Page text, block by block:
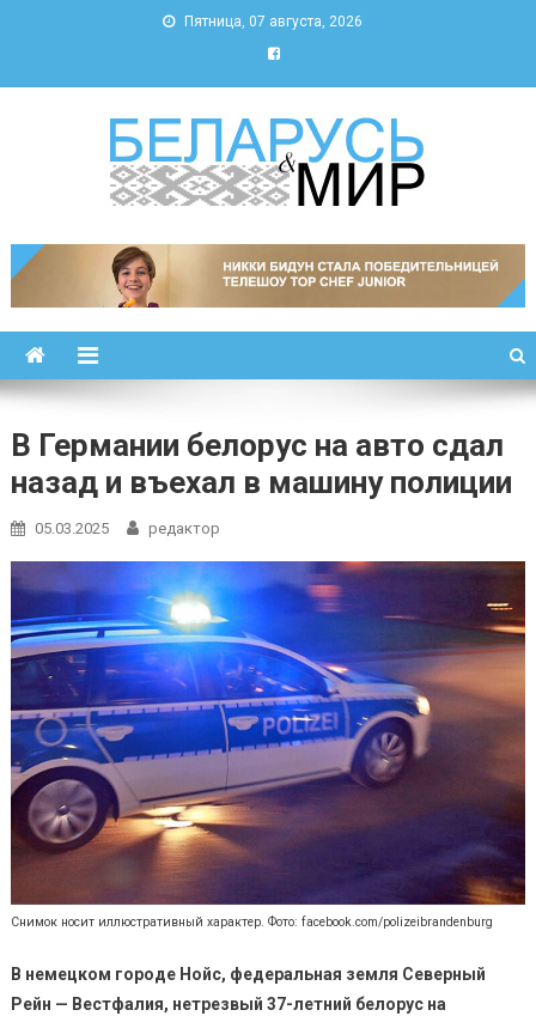
Пятница, 07 августа, 2026
Беларусь и мир
В Германии белорус на авто сдал
назад и въехал в машину полиции
05.03.2025 редактор
Снимок носит иллюстративный характер. Фото: facebook.com/polizeibrandenburg
В немецком городе Нойс, федеральная земля Северный
Рейн — Вестфалия, нетрезвый 37-летний белорус на